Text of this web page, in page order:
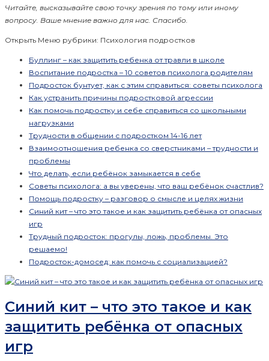
Читайте, высказывайте свою точку зрения по тому или иному
вопросу. Ваше мнение важно для нас. Спасибо.
Открыть Меню рубрики: Психология подростков
Буллинг – как защитить ребенка от травли в школе
Воспитание подростка – 10 советов психолога родителям
Подросток бунтует, как с этим справиться: советы психолога
Как устранить причины подростковой агрессии
Как помочь подростку и себе справиться со школьными
нагрузками
Трудности в общении с подростком 14-16 лет
Взаимоотношения ребенка со сверстниками – трудности и
проблемы
Что делать, если ребёнок замыкается в себе
Советы психолога: а вы уверены, что ваш ребёнок счастлив?
Помощь подростку – разговор о смысле и целях жизни
Синий кит – что это такое и как защитить ребёнка от опасных
игр
Трудный подросток: прогулы, ложь, проблемы. Это
решаемо!
Подросток-домосед: как помочь с социализацией?
Синий кит – что это такое и как
защитить ребёнка от опасных
игр